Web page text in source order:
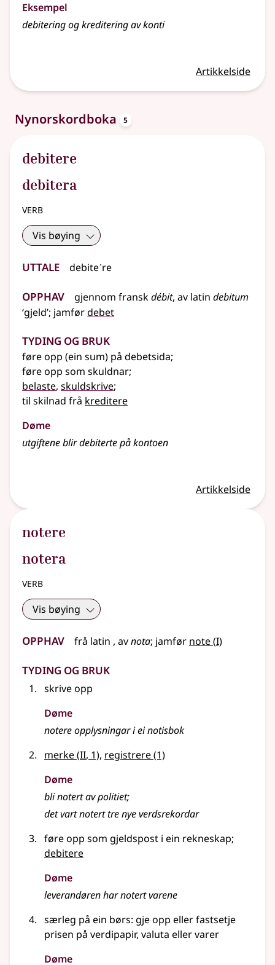
Eksempel
debitering og kreditering av konti
Artikkelside
Nynorskordboka 5
debitere
debitera
verb
Vis bøying
Uttale debiteˊre
Opphav gjennom franskdébit, av latin debitum
‘gjeld’; jamførdebet
Tyding og bruk
føre opp (ein sum) på debetsida;
føre opp som skuldnar;
belaste, skuldskrive;
til skilnad frå kreditere
Døme
utgiftene blir debiterte på kontoen
Artikkelside
notere
notera
verb
Vis bøying
Opphav frå latin , avnota; jamfør note(1
I)
Tyding og bruk
skrive opp
Døme
notere opplysningar i ei notisbok
merke(2
II, 1), registrere(1)
Døme
bli notert av politiet;
det vart notert tre nye verdsrekordar
føre opp som gjeldspost i ein rekneskap;
debitere
Døme
leverandøren har notert varene
særleg på ein børs: gje opp ellerfastsetje
prisen på verdipapir, valuta ellervarer
Døme